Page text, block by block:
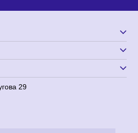
29